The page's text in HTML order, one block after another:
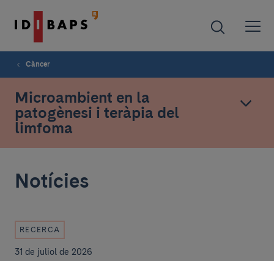
Càncer
Microambient en la
patogènesi i teràpia del
limfoma
Notícies
RECERCA
31 de juliol de 2026